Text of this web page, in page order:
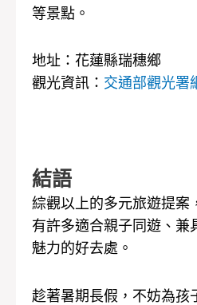
等景點。
地址：花蓮縣瑞穗鄉
觀光資訊： 交通部觀光署
結語
綜觀以上的多元旅遊提案
有許多適合親子同遊、兼
魅力的好去處。
趁著暑期長假，不妨為孩